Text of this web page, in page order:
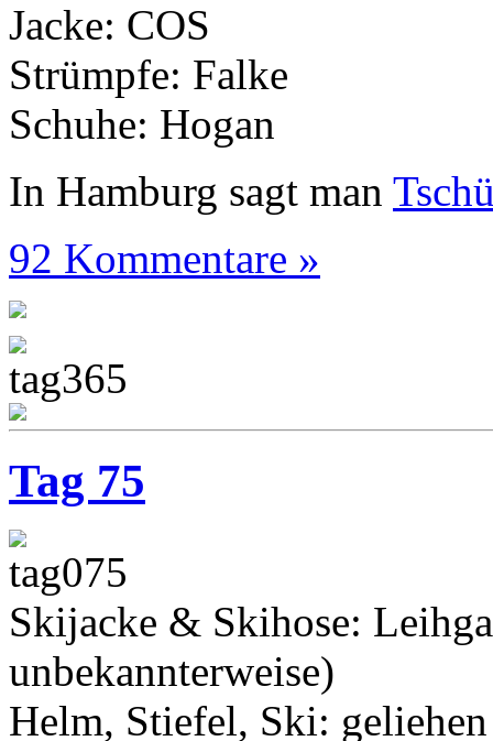
Jacke: COS
Strümpfe: Falke
Schuhe: Hogan
In Hamburg sagt man
92 Kommentare »
Tag 75
Skijacke & Skihose:
unbekannterweise)
Helm, Stiefel, Ski: